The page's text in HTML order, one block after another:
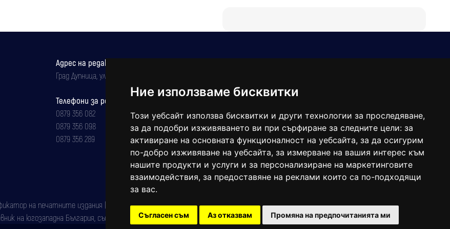
Ние използваме бисквитки
Този уебсайт използва бисквитки и други технологии за проследяване,
за да подобри изживяването ви при сърфиране за следните цели: за
активиране на основната функционалност на уебсайта, за да осигурим
по-добро изживяване на уебсайта, за измерване на вашия интерес към
нашите продукти и услуги и за персонализиране на маркетинговите
взаимодействия, за предоставяне на реклами които са по-подходящи
за вас.
Съгласен съм Аз отказвам Промяна на предпочитанията ми
Адрес на редакцията
Град Дупница, ул.''Христо Ботев" 43
Телефони за реклама и абонаменти
0879 356 082
0879 356 098
0879 356 289
balgarkanews@gmail.com
на печатните издания (Българска национална агенция за ISSN) под номер: ISSN 1312-4722.
на югозападна България, със свидетелство за марка рег. номер: 47857/11.05.2004 година.